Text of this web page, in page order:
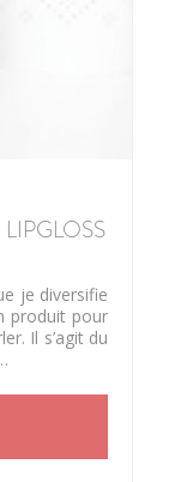
je diversifie
produit pour
Il s’agit du